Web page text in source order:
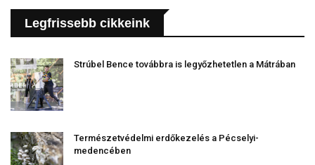
Legfrissebb cikkeink
Strúbel Bence továbbra is legyőzhetetlen a Mátrában
Természetvédelmi erdőkezelés a Pécselyi-
medencében